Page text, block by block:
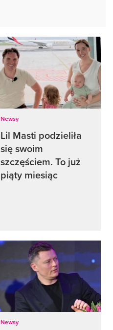
Newsy
Lil Masti podzieliła
się swoim
szczęściem. To już
piąty miesiąc
Newsy